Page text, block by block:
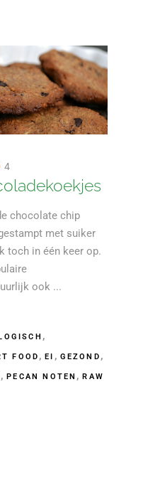
4
chocolate chip
met suiker
toch in één keer op.
ook
,
FOOD ,EI , GEZOND ,
,PECAN NOTEN ,RAW